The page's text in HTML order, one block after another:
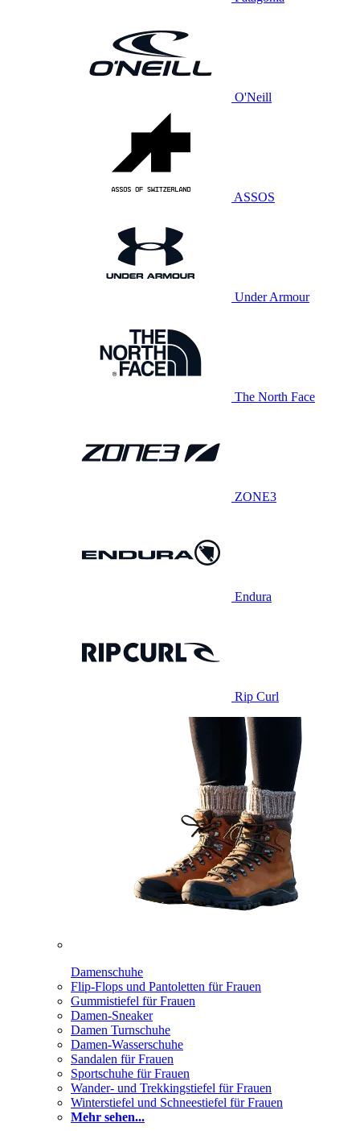
O'Neill
ASSOS
Under Armour
The North Face
ZONE3
Endura
Rip Curl
Damenschuhe
Flip-Flops und Pantoletten für Frauen
Gummistiefel für Frauen
Damen-Sneaker
Damen Turnschuhe
Damen-Wasserschuhe
Sandalen für Frauen
Sportschuhe für Frauen
Wander- und Trekkingstiefel für Frauen
Winterstiefel und Schneestiefel für Frauen
Mehr sehen...